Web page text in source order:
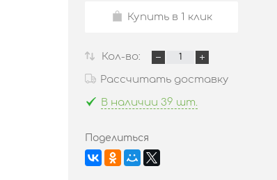
Купить в 1 клик
Кол-во:
Рассчитать доставку
В наличии 39 шт.
Поделиться